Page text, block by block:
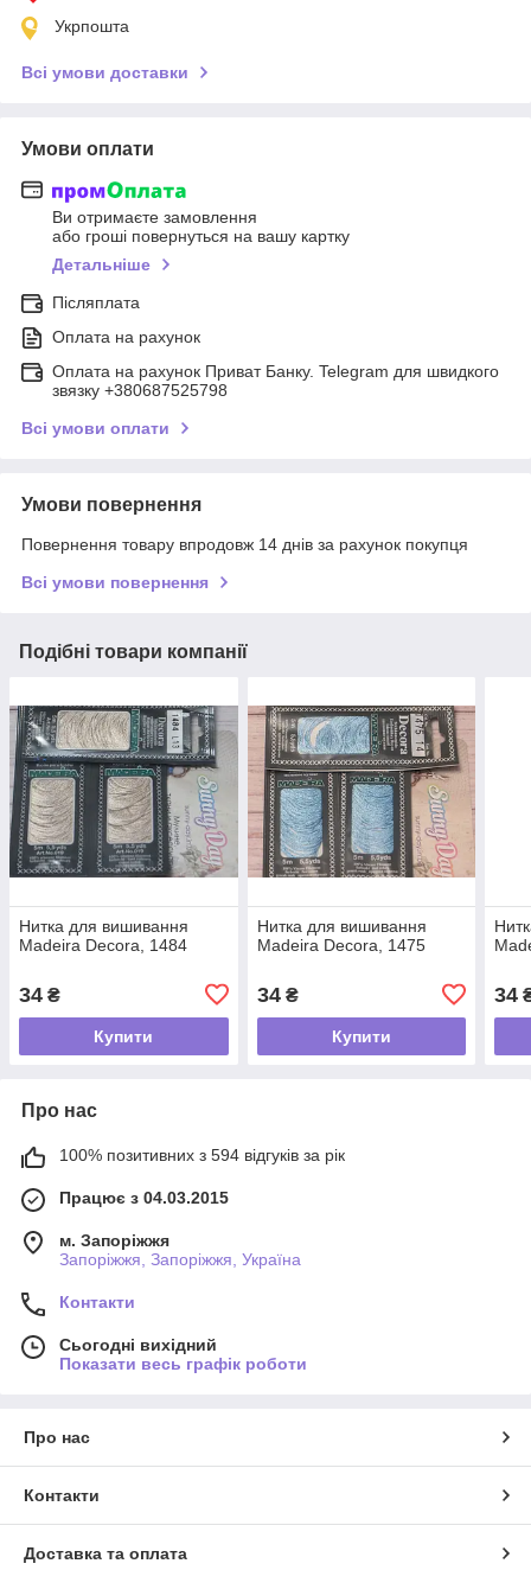
Укрпошта
Всі умови доставки
Умови оплати
Ви отримаєте замовлення
або гроші повернуться на вашу картку
Детальніше
Післяплата
Оплата на рахунок
Оплата на рахунок Приват Банку. Telegram для швидкого
звязку +380687525798
Всі умови оплати
Умови повернення
Повернення товару впродовж 14 днів за рахунок покупця
Всі умови повернення
Подібні товари компанії
Нитка для вишивання
Madeira Decora, 1484
34 ₴
Купити
Нитка для вишивання
Madeira Decora, 1475
34₴
Купити
34
Про нас
100% позитивних з 594 відгуків за рік
Працює з 04.03.2015
м. Запоріжжя
Запоріжжя, Запоріжжя, Україна
Контакти
Сьогодні вихідний
Показати весь графік роботи
Про нас
Контакти
Доставка та оплата